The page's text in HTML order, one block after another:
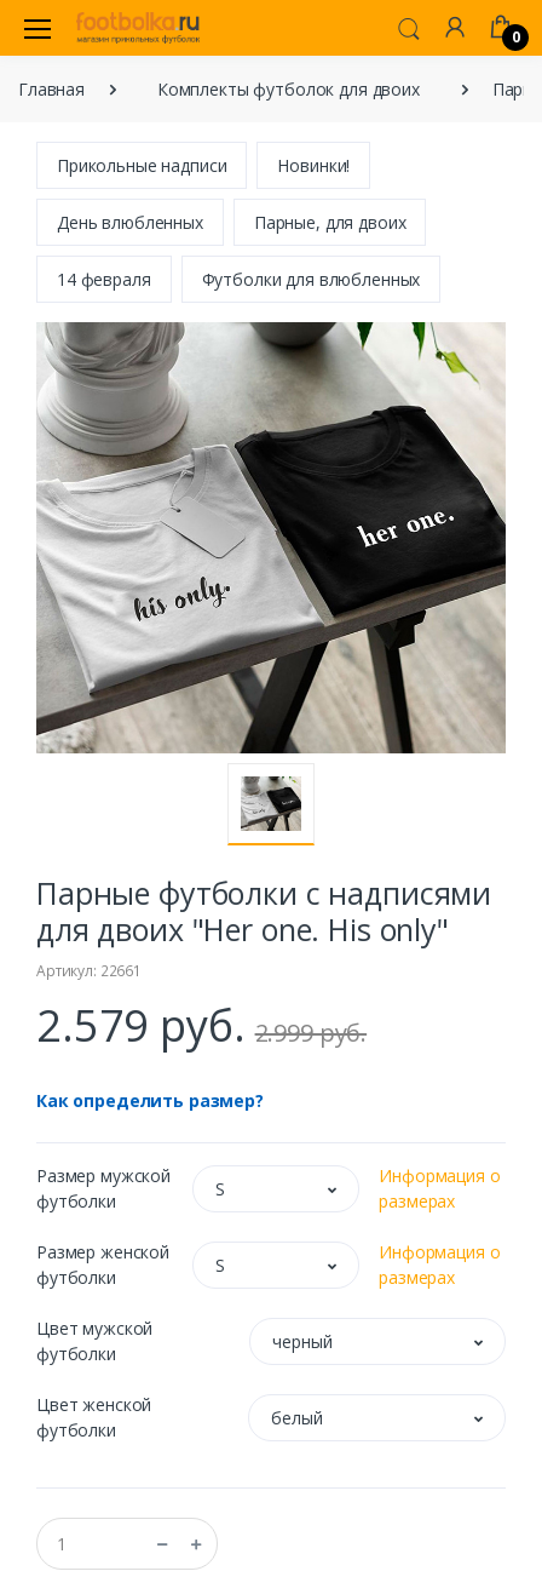
0
Главная Комплекты футболок для двоих
Прикольные надписи Новинки!
День влюбленных Парные, для двоих
14 февраля Футболки для влюбленных
Парные футболки с надписями
для двоих "Her one. His only"
Артикул: 22661
2.579 руб. 2.999 руб.
Как определить размер?
Размер мужской
футболки
S
Информация о
размерах
Размер женской
футболки
S
Информация о
размерах
Цвет мужской
футболки
черный
Цвет женской
футболки
белый